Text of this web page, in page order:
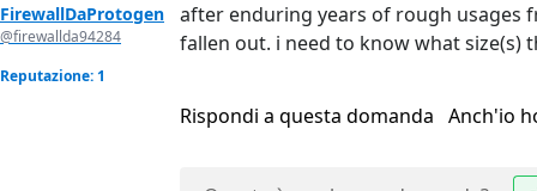
FirewallDaProtogen
@firewallda94284
Reputazione: 1
after enduring years of rough usages
fallen out. i need to know what size(s)
Rispondi a questa domanda Anch'io